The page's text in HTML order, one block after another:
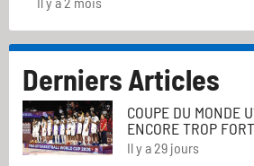
Derniers Articles
COUPE DU MONDE
ENCORE TROP
Il y a 29 jours